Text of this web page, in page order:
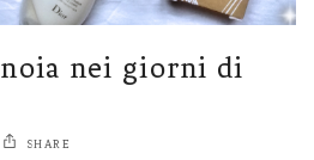
nei giorni di
SHARE